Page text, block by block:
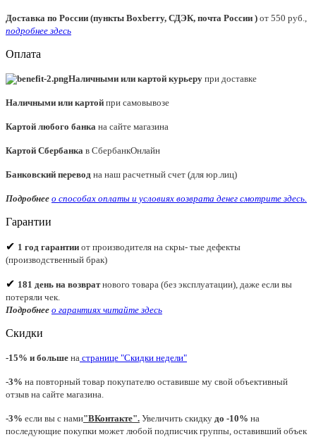
Доставка по России (пункты Boxberry, СДЭК, почта России ) от 550 руб.,
подробнее здесь
Оплата
Наличными или картой курьеру при доставке
Наличными или картой при самовывозе
Картой любого банка на сайте магазина
Картой Сбербанка в СбербанкОнлайн
Банковский перевод на наш расчетный счет (для юр.лиц)
Подробнее о способах оплаты и условиях возврата денег смотрите здесь.
Гарантии
✔ 1 год гарантии от производителя на скры- тые дефекты
(производственный брак)
✔ 181 день на возвратнового товара (без эксплуатации), даже если вы
потеряли чек.
Подробнее о гарантиях читайте здесь
Скидки
-15% и больше на странице "Скидки недели"
-3% на повторный товар покупателю оставивше му свой объективный
отзыв на сайте магазина.
-3% если вы с нами"ВКонтакте". Увеличить скидку до -10% на
последующие покупки может любой подписчик группы, оставивший объек